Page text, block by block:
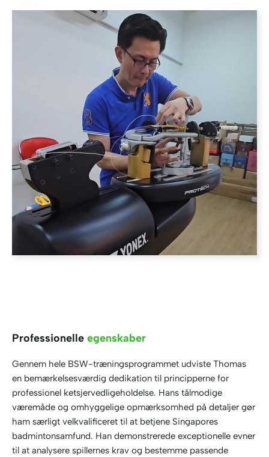
Professionelle egenskaber
Gennem hele BSW-træningsprogrammet udviste Thomas
en bemærkelsesværdig dedikation til principperne for
professionel ketsjervedligeholdelse. Hans tålmodige
væremåde og omhyggelige opmærksomhed på detaljer gør
ham særligt velkvalificeret til at betjene Singapores
badmintonsamfund. Han demonstrerede exceptionelle evner
til at analysere spillernes krav og bestemme passende